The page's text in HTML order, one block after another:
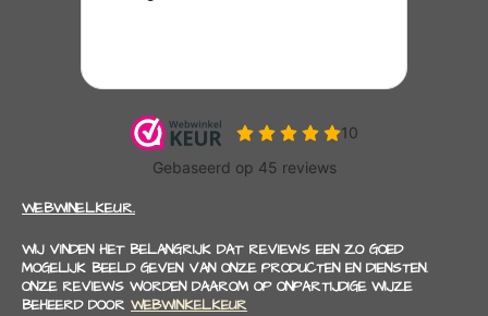
WEBWINELKEUR.
WIJ VINDEN HET BELANGRIJK DAT REVIEWS EEN ZO GOED
MOGELIJK BEELD GEVEN VAN ONZE PRODUCTEN EN DIENSTEN.
ONZE REVIEWS WORDEN DAAROM OP ONPARTIJDIGE WIJZE
BEHEERD DOOR WEBWINKELKEUR